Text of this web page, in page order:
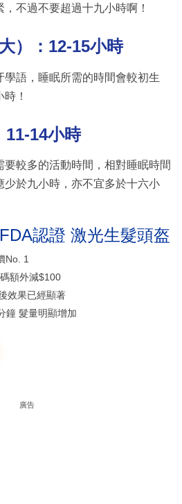
不過不要超過十九小時啊！
）：12-15小時
語，睡眠所需的時間會較初生
！
11-14小時
較多的活動時間，相對睡眠時間
少於九小時，亦不宜多於十六小
認證 激光生髮頭盔
No. 1
額外減$100
效果已經顯著
鐘 髮量明顯增加
廣告